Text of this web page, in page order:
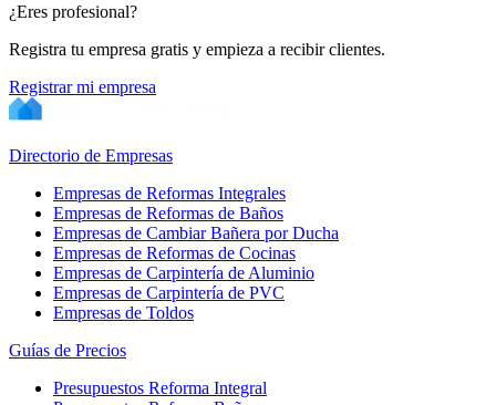
¿Eres profesional?
Registra tu empresa gratis y empieza a recibir clientes.
Registrar mi empresa
Directorio de Empresas
Empresas de Reformas Integrales
Empresas de Reformas de Baños
Empresas de Cambiar Bañera por Ducha
Empresas de Reformas de Cocinas
Empresas de Carpintería de Aluminio
Empresas de Carpintería de PVC
Empresas de Toldos
Guías de Precios
Presupuestos Reforma Integral